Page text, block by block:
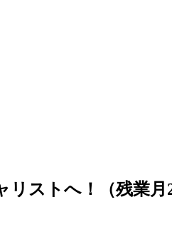
ストへ！（残業月